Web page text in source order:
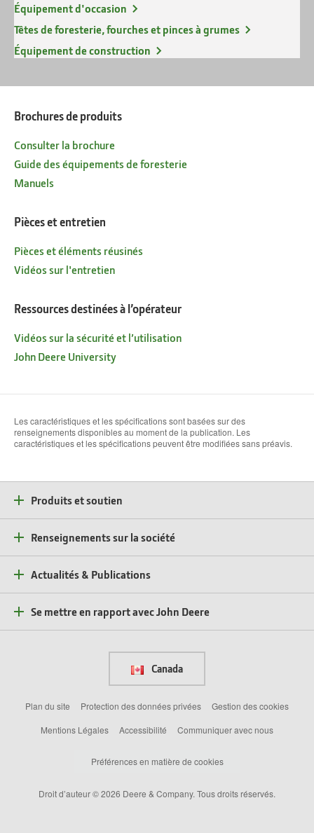
Équipement d'occasion
Têtes de foresterie, fourches et pinces à grumes
Équipement de construction
Brochures de produits
Consulter la brochure
Guide des équipements de foresterie
Manuels
Pièces et entretien
Pièces et éléments réusinés
Vidéos sur l'entretien
Ressources destinées à l’opérateur
Vidéos sur la sécurité et l’utilisation
John Deere University
Les caractéristiques et les spécifications sont basées sur des
renseignements disponibles au moment de la publication. Les
caractéristiques et les spécifications peuvent être modifiées sans préavis.
Produits et soutien
Renseignements sur la société
Actualités & Publications
Se mettre en rapport avec John Deere
Canada
Plan du site Protection des données privées
Gestion des cookies
Mentions Légales
Accessibilité Communiquer avec nous
Préférences en matière de cookies
Droit d’auteur © 2026 Deere & Company. Tous droits réservés.